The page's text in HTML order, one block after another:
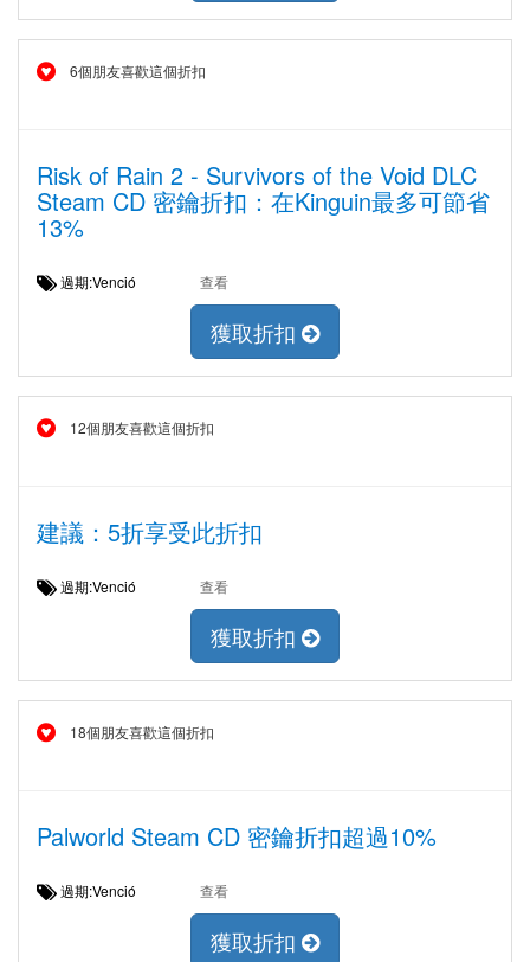
6個朋友喜歡這個折扣
Risk of Rain 2 - Survivors of the Void DLC
Steam CD 密鑰折扣：在Kinguin最多可節省
13%
過期:Venció 查看
獲取折扣
12個朋友喜歡這個折扣
建議：5折享受此折扣
過期:Venció 查看
獲取折扣
18個朋友喜歡這個折扣
Palworld Steam CD 密鑰折扣超過10%
過期:Venció 查看
獲取折扣